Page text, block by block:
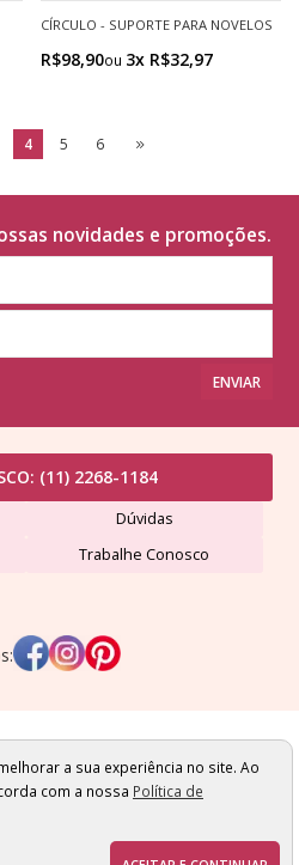
CÍRCULO - SUPORTE PARA NOVELOS
R$98,90 3x R$32,97
4 5 6
novidades e promoções.
ENVIAR
(11) 2268-1184
Dúvidas
Trabalhe Conosco
Ltda - CNPJ: 507491420001-24
Formosa - São Paulo/SP - Cep: 03356-000
estão sujeitas a alteração sem
de produtos válidos exclusivamente
ilustrativas! Podendo as cores
a sua experiência no site. Ao
com a nossa Política de